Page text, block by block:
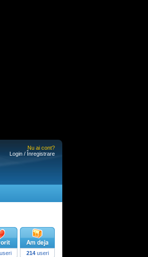
Nu ai cont?
Login / Înregistrare
214useri